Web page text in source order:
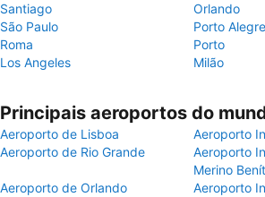
Santiago
Orlando
São Paulo
Porto Alegre
Roma
Porto
Los Angeles
Milão
Principais aeroportos do
Aeroporto de Lisboa
Aeroporto
Aeroporto de Rio Grande
Aeroporto
Merino
Aeroporto de Orlando
Aeroporto